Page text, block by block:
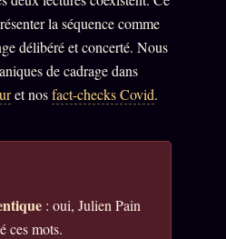
LOI 1901
la séquence comme
délibéré et concerté. Nous
de cadrage dans
et nosfact-checks Covid.
: oui, Julien Pain
ces mots.